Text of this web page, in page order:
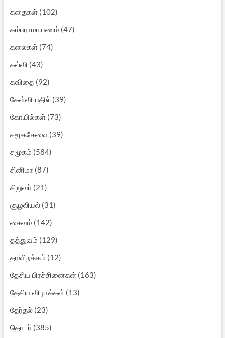
கதைகள்(102)
கம்பராமாயணம் (47)
கலைகள்(74)
கல்வி (43)
கவிதை(92)
கேள்வி-பதில்(39)
கோயில்கள்(73)
சமூகசேவை (39)
சமூகம் (584)
சினிமா (87)
சிறுவர் (21)
சூழலியல்(31)
சைவம் (142)
தத்துவம் (129)
தரவிறக்கம் (12)
தேசிய பிரச்சினைகள்(163)
தேசிய விழாக்கள்(13)
தேர்தல்(23)
தொடர் (385)